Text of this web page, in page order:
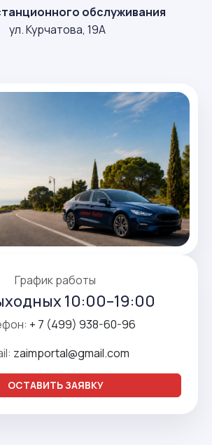
обслуживания
ул. Курчатова, 19А
График работы
10:00–19:00
+ 7 (499) 938-60-96
zaimportal@gmail.com
ОСТАВИТЬ ЗАЯВКУ